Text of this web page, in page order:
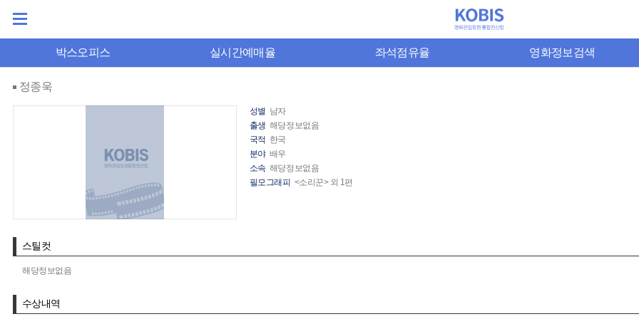
박스오피스 실시간예매율 좌석점유율 영화정보검색
정종욱
성별 남자
출생 해당정보없음
국적 한국
분야 배우
소속 해당정보없음
필모그래피 <소리꾼> 외 1편
스틸컷
해당정보없음
수상내역